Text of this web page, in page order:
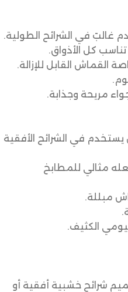
غالبً في الشرائح الطولية.
كل الأذواق.
القابل للإزالة.
مريحة وجذابة.
في الشرائح الأفقية
مثالي للمطابخ
مبللة.
الكثيف.
شرائح خشبية أفقية أو